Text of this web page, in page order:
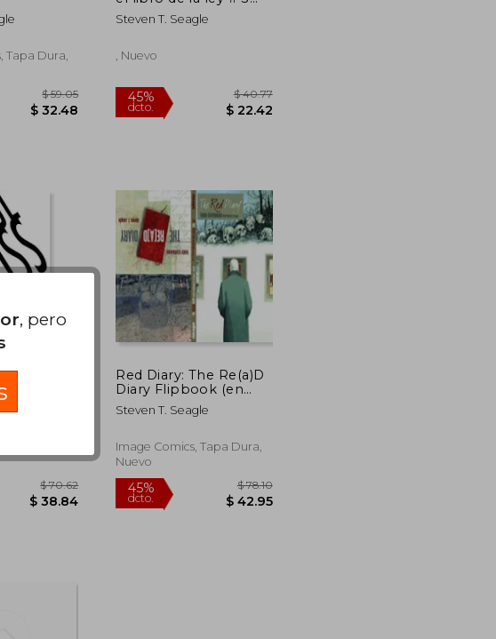
Tapa Dura,
45%
dcto.
$ 59.05
$ 32.48
(de 3)
Steven T. Seagle
, Nuevo
45%
dcto.
Inglés)
Red Diary: The Re(a)D
Diary Flipbook (en
Inglés)
Steven T. Seagle
Image Comics, Tapa Dura,
Nuevo
, pero